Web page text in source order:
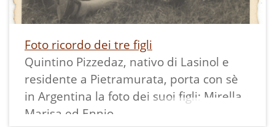
Foto ricordo dei tre figli
Quintino Pizzedaz, nativo di Lasinol e
residente a Pietramurata, porta con sè
in Argentina la foto dei suoi figli: Mirella,
Marisa ed Ennio.